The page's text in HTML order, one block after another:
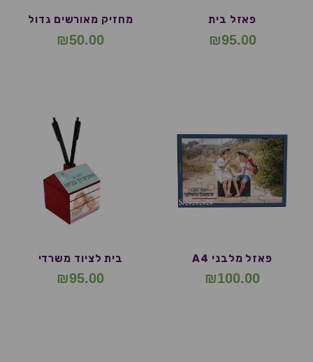
פאזל בית
₪95.00
מחזיק מאורשים גדול
₪50.00
פאזל מלבני A4
₪100.00
בית לציוד משרדי
₪95.00